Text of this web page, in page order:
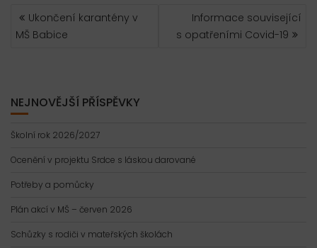
NAVIGACE
PRO
PŘÍSPĚVEK
Ukončení karantény v
MŠ Babice
Informace související
s opatřeními Covid-19
NEJNOVĚJŠÍ PŘÍSPĚVKY
Školní rok 2026/2027
Ocenění v projektu Srdce s láskou darované
Potřeby a pomůcky
Plán akcí v MŠ – červen 2026
Schůzky s rodiči v mateřských školách